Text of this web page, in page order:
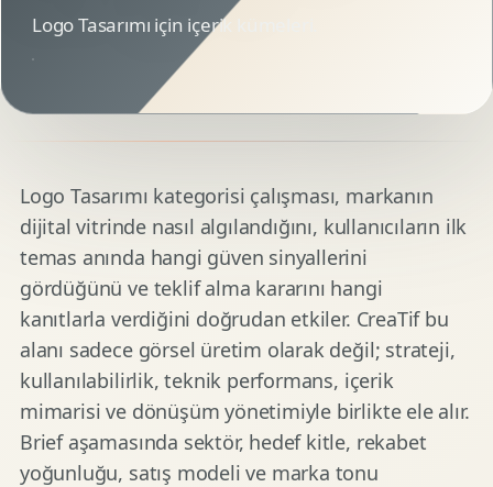
Logo Tasarımı için içerik kümeleri.
Logo Tasarımı kategorisi çalışması, markanın
dijital vitrinde nasıl algılandığını, kullanıcıların ilk
temas anında hangi güven sinyallerini
gördüğünü ve teklif alma kararını hangi
kanıtlarla verdiğini doğrudan etkiler. CreaTif bu
alanı sadece görsel üretim olarak değil; strateji,
kullanılabilirlik, teknik performans, içerik
mimarisi ve dönüşüm yönetimiyle birlikte ele alır.
Brief aşamasında sektör, hedef kitle, rekabet
yoğunluğu, satış modeli ve marka tonu